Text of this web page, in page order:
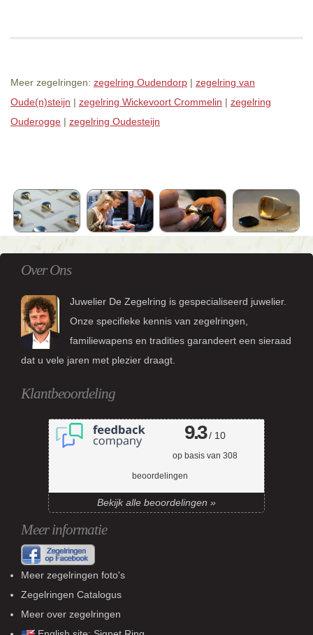
Meer zegelringen: zegelring Oudendorp | zegelring van
Oude(n)steijn | zegelring Wickevoort Crommelin | zegelring
Ouderogge | zegelring Oudesteijn
Over Ons
Juwelier De Zegelring is gespecialiseerd juwelier.
Onze specifieke kennis van zegelringen,
familiewapens en tradities garandeert een sieraad
dat u vele jaren met plezier draagt.
Klantbeoordeling
9.3/ 10
op basis van 308
beoordelingen
Bekijk alle beoordelingen »
Meer informatie
Meer zegelringen foto's
Zegelringen Catalogus
Meer over zegelringen